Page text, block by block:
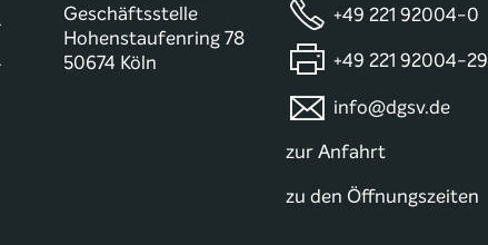
Geschäftsstelle
Hohenstaufenring 78
50674 Köln
+49 221 92004-0
+49 221 92004-29
info@dgsv.de
zur Anfahrt
zu den Öffnungszeiten